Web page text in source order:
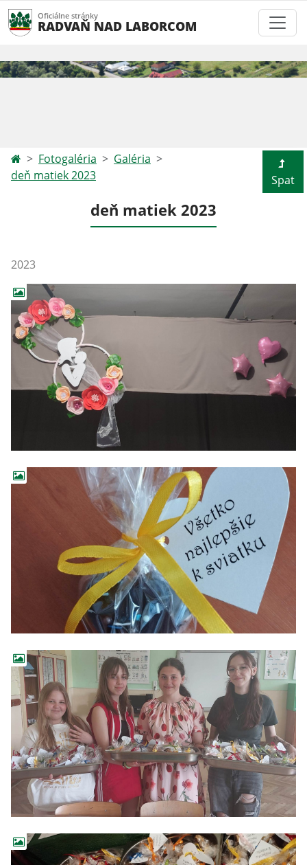
Oficiálne stránky
RADVAŇ NAD LABORCOM
Fotogaléria
Galéria
deň matiek 2023
Spat
deň matiek 2023
2023